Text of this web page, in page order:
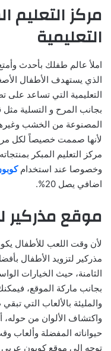
مركز التعليم
التعليمية
املأ عالم طفلك بأحدث
الذي يستهدف الأطفال
التعليمية التي تساعد على
بجانب المرح و التسلية مثل
المصنوعة من الخشب
لأنها صممت خصيصاً لكل
مركز التعليم المبكر
وخصوصا عند استخدام
اضافي يصل 20%.
موقع مذركير
لأن وقت اللعب للأطفال
مذركير لتزويد الأطفال
الثامنة، حيث الخيارات
بجانب ماركة الموقع،
والمليئة بالألعاب التي
واكتشاف الألوان من
حيواناته المفضلة وألعاب
توجه الى موقع كوبون